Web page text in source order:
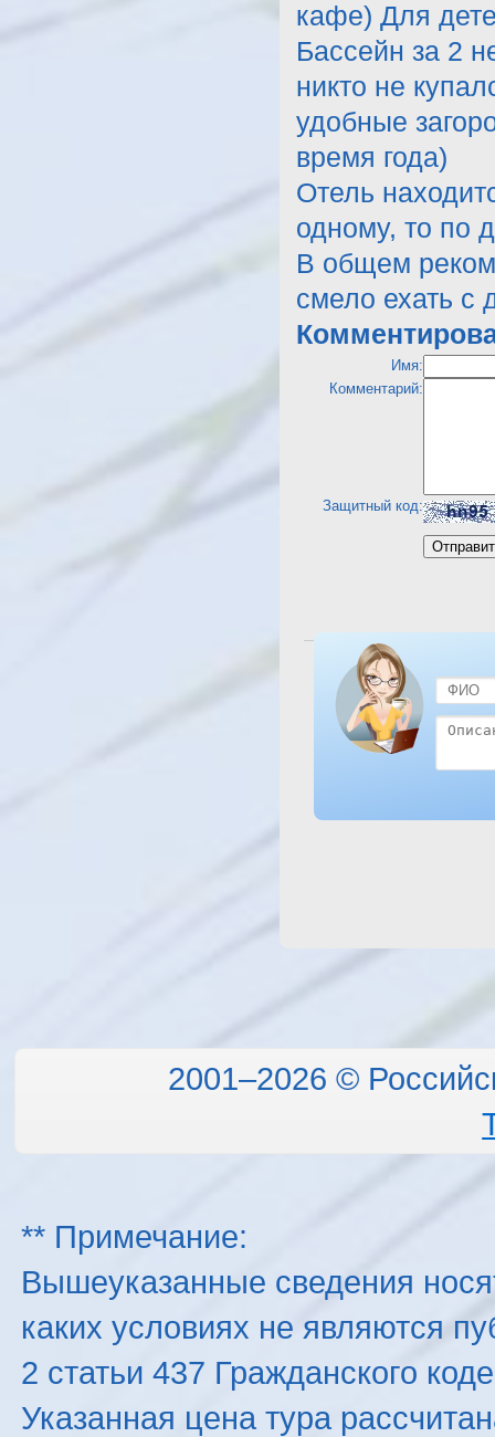
кафе) Для
Бассейн за 2
никто не
удобные
время года)
Отель
одному, то по
В общем
смело ехать с
Имя:
Комментарий:
Защитный код:
Посмотреть отель
2001–2026 ©
** Примечание:
Вышеуказанные сведения
каких условиях не являются
2 статьи 437 Гражданского
Указанная цена тура